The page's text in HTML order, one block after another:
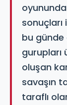
sonuçları
bu günde
gurupları
oluşan
savaşın
taraflı